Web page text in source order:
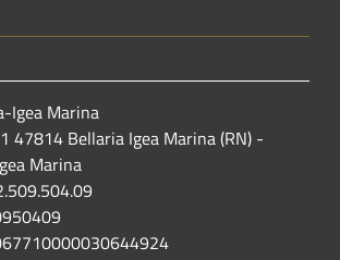
Igea Marina
47814 Bellaria Igea Marina (RN) -
Marina